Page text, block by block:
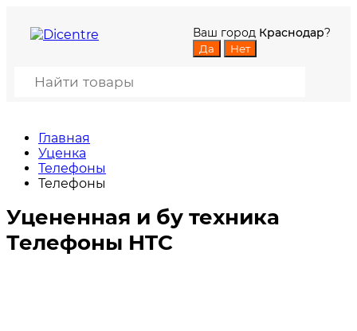
Ваш город Краснодар?
Главная
Уценка
Телефоны
Телефоны
Уцененная и бу техника
Телефоны HTC